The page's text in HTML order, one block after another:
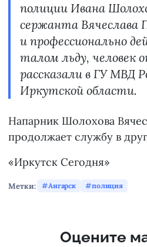
полиции Ивана
сержанта Вячеслава
и профессионально
талом льду, человек
рассказали в ГУ МВД
Иркутской области.
Напарник Шолохова
продолжает службу в
«Иркутск Сегодня»
Метки: Ангарск полиция
Оцените